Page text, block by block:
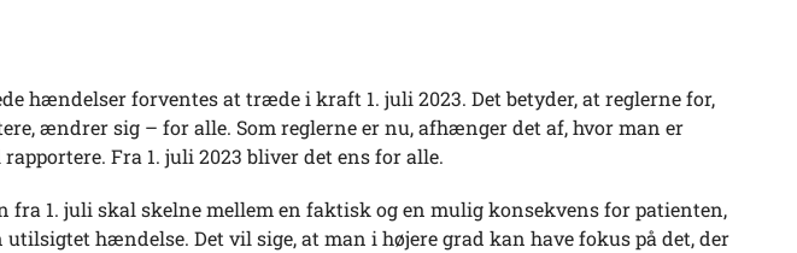
hændelser forventes at træde i kraft 1. juli 2023. Det betyder, at reglerne for,
ændrer sig – for alle. Som reglerne er nu, afhænger det af, hvor man er
Fra 1. juli 2023 bliver det ens for alle.
1. juli skal skelne mellem en faktisk og en mulig konsekvens for patienten,
hændelse. Det vil sige, at man i højere grad kan have fokus på det, der